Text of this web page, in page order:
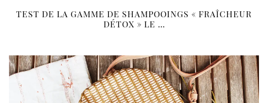
TEST DE LA GAMME DE SHAMPOOINGS « FRAÎCHEUR
DÉTOX » LE …